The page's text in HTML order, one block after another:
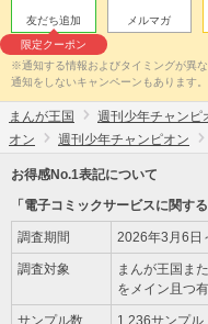
友だち追加
限定クーポン
メルマガ
※通知する情報およびタイミングが異
通知をしないキャンペーンもあります。
まんが王国 週刊少年チャンピ
オン
週刊少年チャンピオン
お得感No.1表記について
「電子コミックサービスに関す
調査期間 2026年3月6日
調査対象
まんが王国ま
をメイン且つ
サンプル数 1,236サンプル